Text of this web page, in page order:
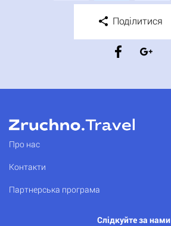
Поділитися
Про нас
Контакти
Партнерська програма
Слідкуйте за нами